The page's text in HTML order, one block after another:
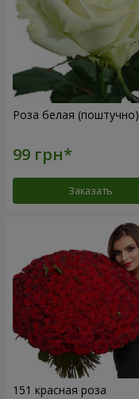
Роза белая (поштучно)
Заказать
151 красная роза